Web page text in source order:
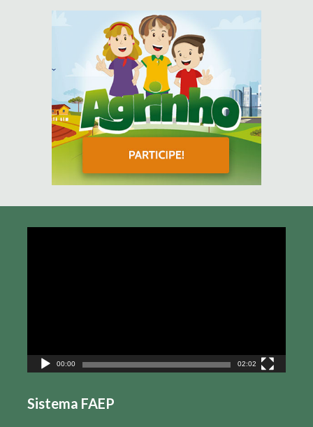
00:00 02:02
Sistema FAEP